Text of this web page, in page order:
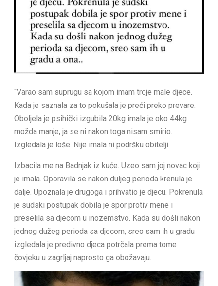
“Varao sam suprugu sa kojom imam troje male djece.
Kada je saznala za to pokušala je preći preko prevare.
Oboljela je psihički izgubila 20kg imala je oko 44kg
možda manje, ja se ni nakon toga nisam smirio.
Izgledala je loše. Nije imala ni podršku obitelji.
Izbacila me na Badnjak iz kuće. Uzeo sam joj novac koji
je imala. Oporavila se nakon duljeg perioda krenula je
dalje. Upoznala je drugoga i prihvatio je djecu. Pokrenula
je sudski postupak dobila je spor protiv mene i
preselila sa djecom u inozemstvo. Kada su došli nakon
jednog dužeg perioda sa djecom, sreo sam ih u gradu
izgledala je predivno djeca potrčala prema tome
čovjeku u zagrljaj naprosto ga obožavaju.